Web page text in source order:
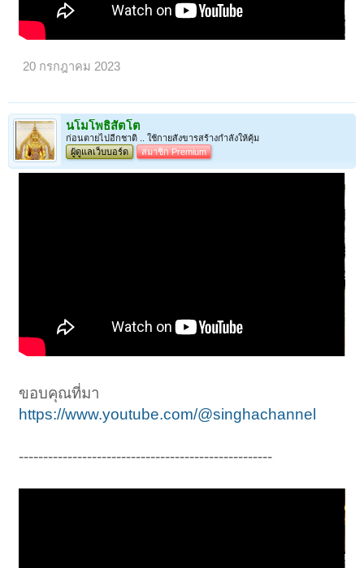
20 กรกฎาคม 2023
นโมโพธิสัตโต
ก่อนตายไปอีกชาติ .. ใช้กายสังขารสร้างกำลังให้คุ้ม
ผู้ดูแลเว็บบอร์ด
สมาชิก Premium
ขอบคุณที่มา
https://www.youtube.com/@singhachannel
----------------------------------------------------